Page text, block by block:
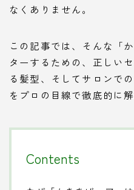
なくありません。
この記事では、そんな「
ターするための、正しい
る髪型、そしてサロンで
をプロの目線で徹底的に解
Contents